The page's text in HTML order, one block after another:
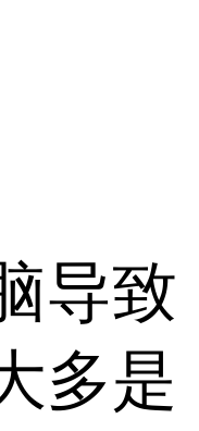
导致
多是